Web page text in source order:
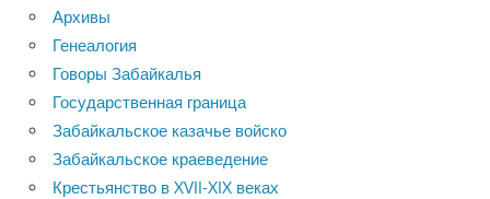
Архивы
Генеалогия
Говоры Забайкалья
Государственная граница
Забайкальское казачье войско
Забайкальское краеведение
Крестьянство в XVII-XIX веках